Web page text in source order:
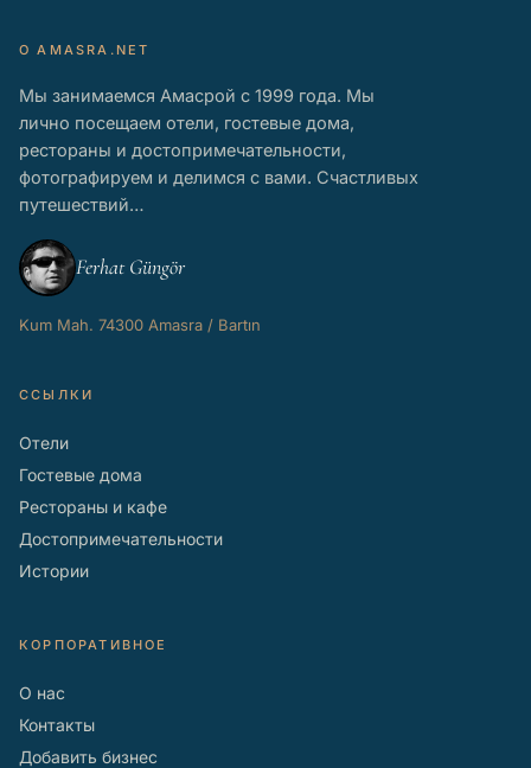
О AMASRA.NET
Мы занимаемся Амасрой с 1999 года. Мы
лично посещаем отели, гостевые дома,
рестораны и достопримечательности,
фотографируем и делимся с вами. Счастливых
путешествий…
Ferhat Güngör
Kum Mah. 74300 Amasra / Bartın
ССЫЛКИ
Отели
Гостевые дома
Рестораны и кафе
Достопримечательности
Истории
КОРПОРАТИВНОЕ
О нас
Контакты
Добавить бизнес